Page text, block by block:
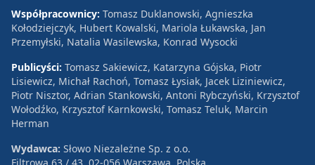
Współpracownicy: Tomasz Duklanowski, Agnieszka
Kołodziejczyk, Hubert Kowalski, Mariola Łukawska, Jan
Przemyłski, Natalia Wasilewska, Konrad Wysocki
Publicyści: Tomasz Sakiewicz, Katarzyna Gójska, Piotr
Lisiewicz, Michał Rachoń, Tomasz Łysiak, Jacek Liziniewicz,
Piotr Nisztor, Adrian Stankowski, Antoni Rybczyński, Krzysztof
Wołodźko, Krzysztof Karnkowski, Tomasz Teluk, Marcin
Herman
Wydawca: Słowo Niezależne Sp. z o.o.